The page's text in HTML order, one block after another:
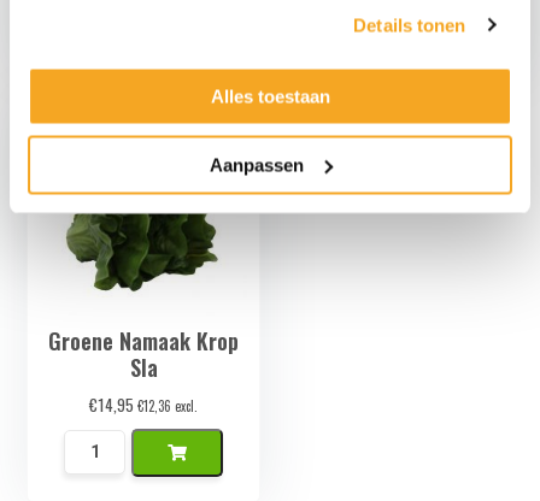
Details tonen
Alles toestaan
Aanpassen
Set
Namaak
aantal
Groene Namaak Krop
Sla
€14,95 €12,36 excl.
Groene